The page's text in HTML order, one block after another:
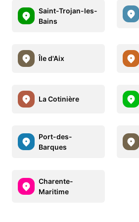
Saint-Trojan-les-
Bains
Île d'Aix
La Cotinière
Port-des-
Barques
Charente-
Maritime